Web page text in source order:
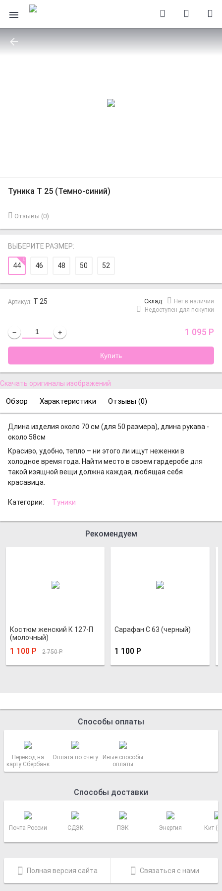
Туника Т 25 (Темно-синий)
Отзывы (0)
ВЫБЕРИТЕ РАЗМЕР:
44 46 48 50 52
Артикул: Т 25 Cклад:
Нет в наличии
Недоступен для покупки
− + 1 095 Р
Скачать оригиналы изображений
Обзор Характеристики Отзывы (0)
Длина изделия около 70 см (для 50 размера), длина рукава -
около 58см
Красиво, удобно, тепло – ни этого ли ищут неженки в
холодное время года. Найти место в своем гардеробе для
такой изящной вещи должна каждая, любящая себя
красавица.
Категории: Туники
Рекомендуем
Костюм женский К 127-П
(молочный)
1 100 Р 2 750Р
Сарафан С 63 (черный)
1 100 Р
Способы оплаты
Перевод на
карту Сбербанк
Оплата по счету
Иные способы
оплаты
Способы доставки
Почта России СДЭК ПЭК Энергия Кит
Полная версия сайта Связаться с нами